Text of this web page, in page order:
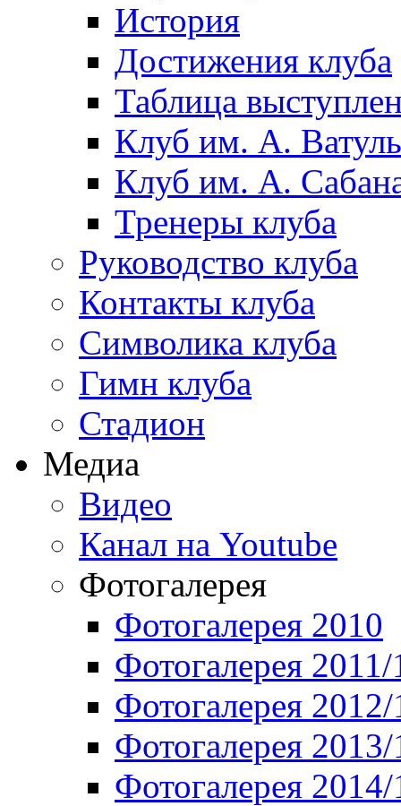
История
Достижения клуба
Таблица
Клуб им. А.
Клуб им. А.
Тренеры клуба
Руководство клуба
Контакты клуба
Символика клуба
Гимн клуба
Стадион
Медиа
Видео
Канал на Youtube
Фотогалерея
Фотогалерея 2010
Фотогалерея 2011/
Фотогалерея
Фотогалерея
Фотогалерея